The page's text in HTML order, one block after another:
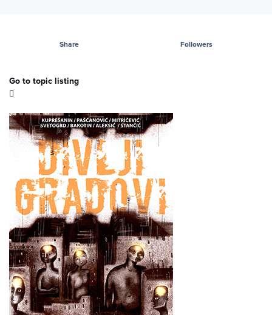
Share Followers
Go to topic listing